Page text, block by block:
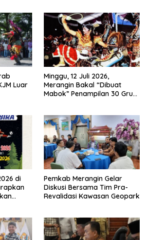
Luar
Minggu, 12 Juli 2026,
Merangin Bakal “Dibuat
Mabok” Penampilan 30 Grup
di
Pemkab Merangin Gelar
Diskusi Bersama Tim Pra-
Revalidasi Kawasan Geopark